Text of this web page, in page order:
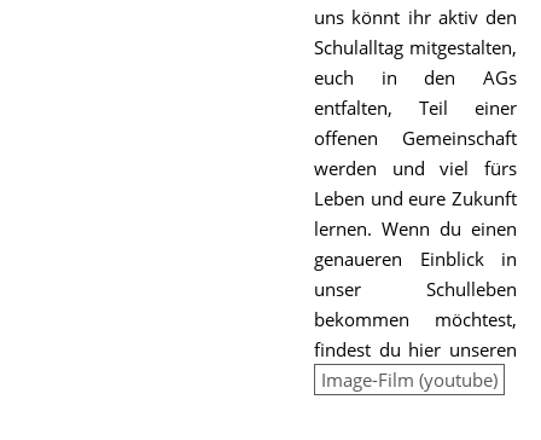
uns könnt ihr aktiv den
Schulalltag mitgestalten,
euch in den AGs
entfalten, Teil einer
offenen Gemeinschaft
werden und viel fürs
Leben und eure Zukunft
lernen. Wenn du einen
genaueren Einblick in
unser Schulleben
bekommen möchtest,
findest du hier unseren
Image-Film (youtube)